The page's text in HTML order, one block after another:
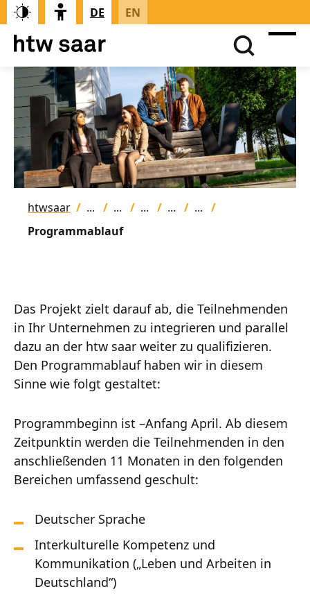
DE EN
htwsaar
Programmablauf
Das Projekt zielt darauf ab, die Teilnehmenden
in Ihr Unternehmen zu integrieren und parallel
dazu an der htw saar weiter zu qualifizieren.
Den Programmablauf haben wir in diesem
Sinne wie folgt gestaltet:
Programmbeginn ist –Anfang April. Ab diesem
Zeitpunktin werden die Teilnehmenden in den
anschließenden 11 Monaten in den folgenden
Bereichen umfassend geschult:
Deutscher Sprache
Interkulturelle Kompetenz und
Kommunikation („Leben und Arbeiten in
Deutschland“)